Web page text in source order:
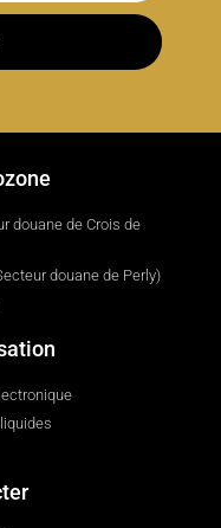
douane de Crois de
douane de Perly)